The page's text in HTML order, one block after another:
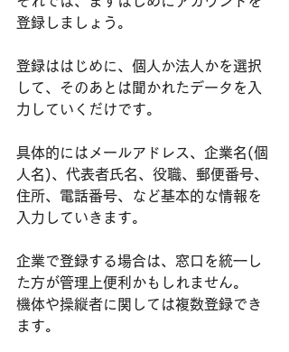
登録しましょう。
登録ははじめに、個人か法人かを選択
して、そのあとは聞かれたデータを入
力していくだけです。
具体的にはメールアドレス、企業名(個
人名)​、代表者氏名、役職、郵便番号、
住所、電話番号、など基本的な情報を
入力していきます。
企業で登録する場合は、窓口を統一し
た方が管理上便利かもしれません。
機体や操縦者に関しては複数登録でき
ます。